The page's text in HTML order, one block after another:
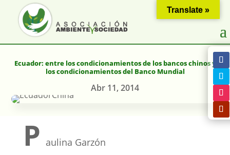
Ecuador: entre los condicionamientos de los bancos chinos y
los condicionamientos del Banco Mundial
Abr 11, 2014
P aulina Garzón
Translate »